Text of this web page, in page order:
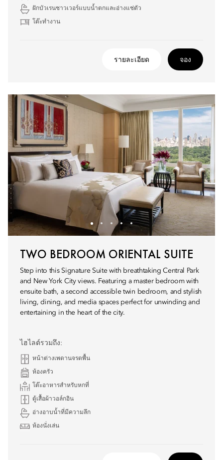
ฝักบัวเรนชาวเวอร์แบบน้ำตกและอ่างแช่ตัว
โต๊ะทำงาน
รายละเอียด จอง
TWO BEDROOM ORIENTAL SUITE
Step into this Signature Suite with breathtaking Central Park
and New York City views. Featuring a master bedroom with
ensuite bath, a second accessible twin bedroom, and stylish
living, dining, and media spaces perfect for unwinding and
entertaining in the heart of the city.
ไฮไลต์รวมถึง:
หน้าต่างเพดานจรดพื้น
ห้องครัว
โต๊ะอาหารสำหรับหกที่
ตู้เสื้อผ้าวอล์กอิน
อ่างอาบน้ำที่มีความลึก
ห้องนั่งเล่น